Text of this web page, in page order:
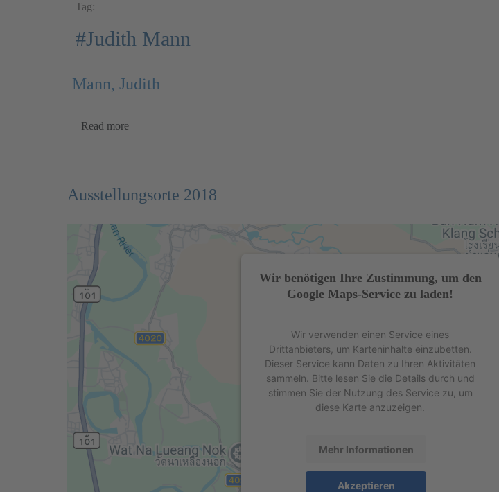
Tag:
#Judith Mann
Mann, Judith
Read more
Ausstellungsorte 2018
Wir benötigen Ihre Zustimmung, um den
Google Maps-Service zu laden!
Wir verwenden einen Service eines
Drittanbieters, um Karteninhalte einzubetten.
Dieser Service kann Daten zu Ihren Aktivitäten
sammeln. Bitte lesen Sie die Details durch und
stimmen Sie der Nutzung des Service zu, um
diese Karte anzuzeigen.
Mehr Informationen
Akzeptieren